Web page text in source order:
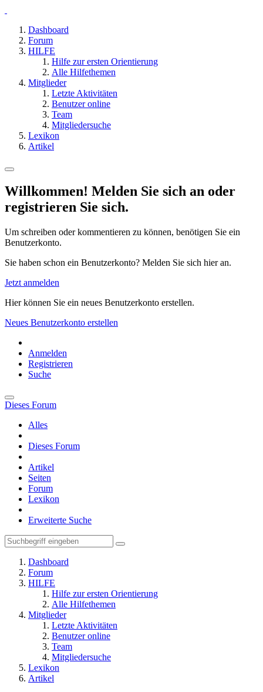
Dashboard
Forum
HILFE
Hilfe zur ersten Orientierung
Alle Hilfethemen
Mitglieder
Letzte Aktivitäten
Benutzer online
Team
Mitgliedersuche
Lexikon
Artikel
Willkommen! Melden Sie sich an oder
registrieren Sie sich.
Um schreiben oder kommentieren zu können, benötigen Sie ein
Benutzerkonto.
Sie haben schon ein Benutzerkonto? Melden Sie sich hier an.
Jetzt anmelden
Hier können Sie ein neues Benutzerkonto erstellen.
Neues Benutzerkonto erstellen
Anmelden
Registrieren
Suche
Dieses Forum
Alles
Dieses Forum
Artikel
Seiten
Forum
Lexikon
Erweiterte Suche
Dashboard
Forum
HILFE
Hilfe zur ersten Orientierung
Alle Hilfethemen
Mitglieder
Letzte Aktivitäten
Benutzer online
Team
Mitgliedersuche
Lexikon
Artikel